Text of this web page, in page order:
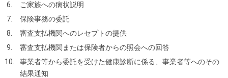
ご家族への病状説明
保険事務の委託
審査支払機関へのレセプトの提供
審査支払機関または保険者からの照会への回答
事業者等から委託を受けた健康診断に係る、事業者等へのその
結果通知